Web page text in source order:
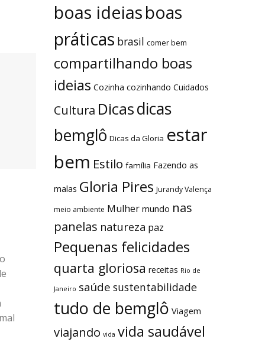
boas ideiasboas
práticas brasil comer bem
compartilhando boas
ideias Cozinha cozinhando Cuidados
Cultura Dicasdicas
bemglô Dicas da Gloria estar
bem Estilo família Fazendo as
malas Gloria Pires Jurandy Valença
meio ambiente Mulher mundo nas
panelas natureza paz
Pequenas felicidades
quarta gloriosa receitas Rio de
Janeiro saúde sustentabilidade
tudo de bemglô Viagem
viajando vida vida saudável